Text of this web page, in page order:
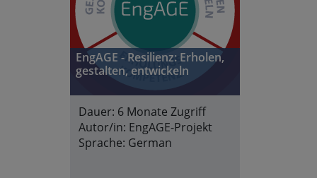
EngAGE - Resilienz: Erholen,
gestalten, entwickeln
Dauer: 6 Monate Zugriff
Autor/in: EngAGE-Projekt
Sprache: German